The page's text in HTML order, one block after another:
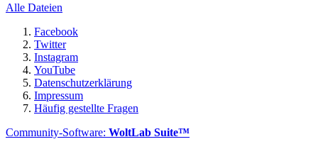
Alle Dateien
Facebook
Twitter
Instagram
YouTube
Datenschutzerklärung
Impressum
Häufig gestellte Fragen
Community-Software: WoltLab Suite™